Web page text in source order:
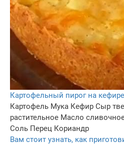
Картофельный пирог на
Картофель Мука Кефир Сыр
растительное Масло
Соль Перец Кориандр
Вам стоит узнать, как